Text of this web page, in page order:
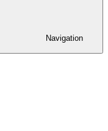
Navigation